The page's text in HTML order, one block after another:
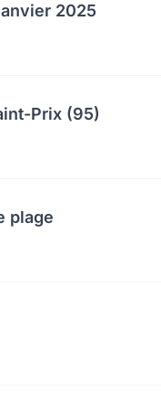
2025
Prix (95)
plage